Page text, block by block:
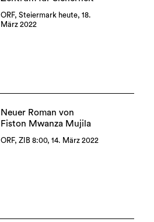
ORF, Steiermark heute, 18.
März 2022
Neuer Roman von
Fiston Mwanza Mujila
ORF, ZIB 8:00, 14. März 2022